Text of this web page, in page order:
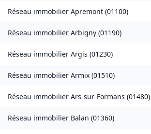
Réseau immobilier Apremont (01100)
Réseau immobilier Arbigny (01190)
Réseau immobilier Argis (01230)
Réseau immobilier Armix (01510)
Réseau immobilier Ars-sur-Formans (01480)
Réseau immobilier Balan (01360)